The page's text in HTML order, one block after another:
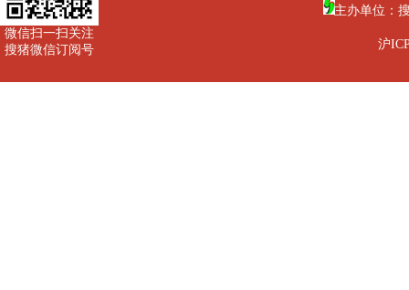
微信扫一扫关注
搜猪微信订阅号
主办单位：
沪